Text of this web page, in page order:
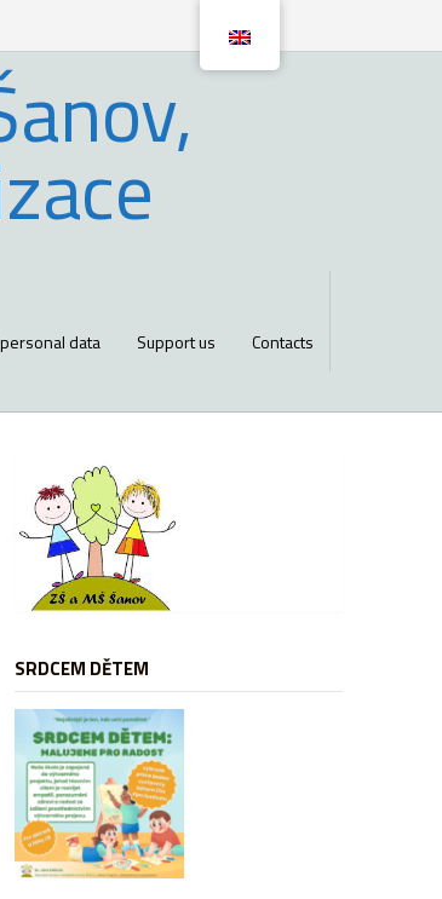
data Support us Contacts
SRDCEM DĚTEM